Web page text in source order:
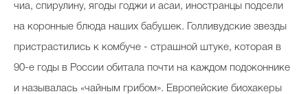
чиа, спирулину, ягоды годжи и асаи, иностранцы подсели
на коронные блюда наших бабушек. Голливудские звезды
пристрастились к комбуче - страшной штуке, которая в
90-е годы в России обитала почти на каждом подоконнике
и называлась «чайным грибом». Европейские биохакеры